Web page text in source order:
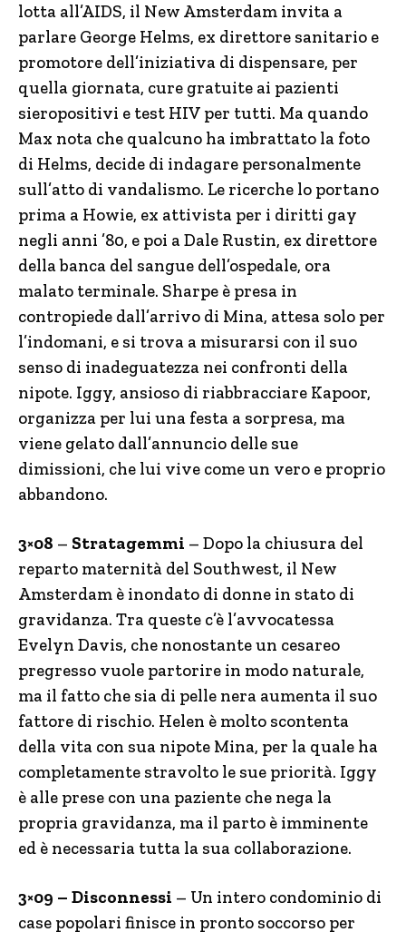
lotta all’AIDS, il New Amsterdam invita a
parlare George Helms, ex direttore sanitario e
promotore dell’iniziativa di dispensare, per
quella giornata, cure gratuite ai pazienti
sieropositivi e test HIV per tutti. Ma quando
Max nota che qualcuno ha imbrattato la foto
di Helms, decide di indagare personalmente
sull’atto di vandalismo. Le ricerche lo portano
prima a Howie, ex attivista per i diritti gay
negli anni ’80, e poi a Dale Rustin, ex direttore
della banca del sangue dell’ospedale, ora
malato terminale. Sharpe è presa in
contropiede dall’arrivo di Mina, attesa solo per
l’indomani, e si trova a misurarsi con il suo
senso di inadeguatezza nei confronti della
nipote. Iggy, ansioso di riabbracciare Kapoor,
organizza per lui una festa a sorpresa, ma
viene gelato dall’annuncio delle sue
dimissioni, che lui vive come un vero e proprio
abbandono.
3×08 – Stratagemmi – Dopo la chiusura del
reparto maternità del Southwest, il New
Amsterdam è inondato di donne in stato di
gravidanza. Tra queste c’è l’avvocatessa
Evelyn Davis, che nonostante un cesareo
pregresso vuole partorire in modo naturale,
ma il fatto che sia di pelle nera aumenta il suo
fattore di rischio. Helen è molto scontenta
della vita con sua nipote Mina, per la quale ha
completamente stravolto le sue priorità. Iggy
è alle prese con una paziente che nega la
propria gravidanza, ma il parto è imminente
ed è necessaria tutta la sua collaborazione.
3×09 – Disconnessi – Un intero condominio di
case popolari finisce in pronto soccorso per